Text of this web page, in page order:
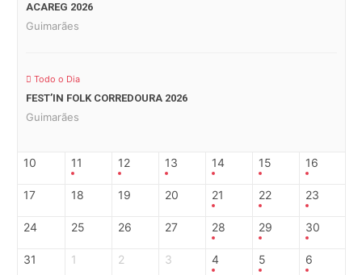
ACAREG 2026
Guimarães
Todo o Dia
FEST’IN FOLK CORREDOURA 2026
Guimarães
10 11 12 13 14 15 16
17 18 19 20 21 22 23
24 25 26 27 28 29 30
31 1 2 3 4 5 6